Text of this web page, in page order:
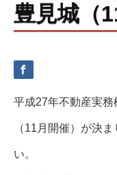
家
検
定
2
見
城
1
月
豊見城（
平成27年不動産実
（11月開催）が決
い。